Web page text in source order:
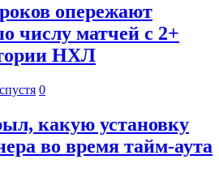
опережают
числу матчей с 2+
НХЛ
0
какую установку
во время тайм-аута